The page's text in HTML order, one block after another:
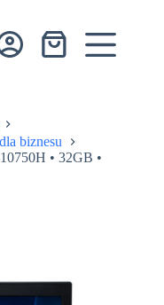
Koszyk
biznesu
• 32GB •